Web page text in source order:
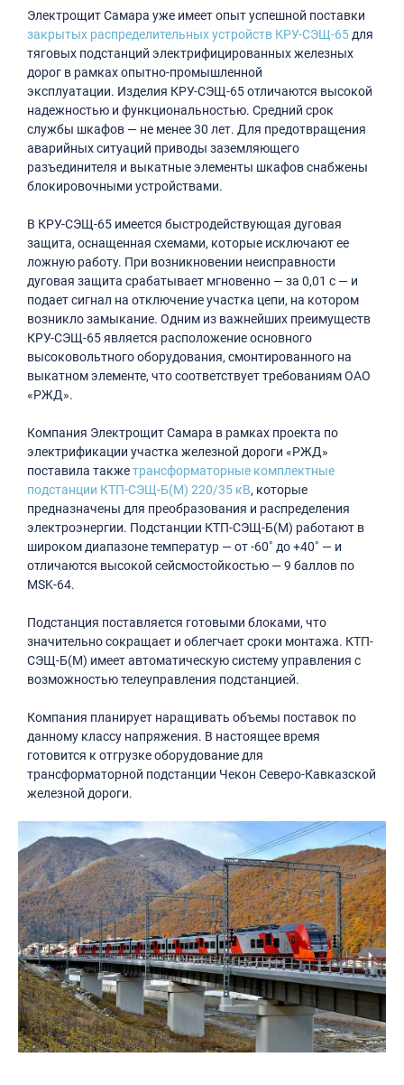
Электрощит Самара уже имеет опыт успешной поставки
закрытых распределительных устройств КРУ-СЭЩ-65 для
тяговых подстанций электрифицированных железных
дорог в рамках опытно-промышленной
эксплуатации. Изделия КРУ-СЭЩ-65 отличаются высокой
надежностью и функциональностью. Средний срок
службы шкафов — не менее 30 лет. Для предотвращения
аварийных ситуаций приводы заземляющего
разъединителя и выкатные элементы шкафов снабжены
блокировочными устройствами.
В КРУ-СЭЩ-65 имеется быстродействующая дуговая
защита, оснащенная схемами, которые исключают ее
ложную работу. При возникновении неисправности
дуговая защита срабатывает мгновенно — за 0,01 с — и
подает сигнал на отключение участка цепи, на котором
возникло замыкание. Одним из важнейших преимуществ
КРУ-СЭЩ-65 является расположение основного
высоковольтного оборудования, смонтированного на
выкатном элементе, что соответствует требованиям ОАО
«РЖД».
Компания Электрощит Самара в рамках проекта по
электрификации участка железной дороги «РЖД»
поставила такжетрансформаторные комплектные
подстанции КТП-СЭЩ-Б(М) 220/35 кВ, которые
предназначены для преобразования и распределения
электроэнергии. Подстанции КТП-СЭЩ-Б(М) работают в
широком диапазоне температур — от -60˚ до +40˚ — и
отличаются высокой сейсмостойкостью — 9 баллов по
MSK-64.
Подстанция поставляется готовыми блоками, что
значительно сокращает и облегчает сроки монтажа. КТП-
СЭЩ-Б(М) имеет автоматическую систему управления с
возможностью телеуправления подстанцией.
Компания планирует наращивать объемы поставок по
данному классу напряжения. В настоящее время
готовится к отгрузке оборудование для
трансформаторной подстанции Чекон Северо-Кавказской
железной дороги.